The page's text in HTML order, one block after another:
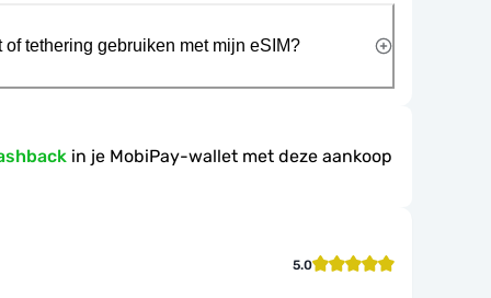
tethering gebruiken met mijn eSIM?
in je MobiPay-wallet met deze aankoop
5.0